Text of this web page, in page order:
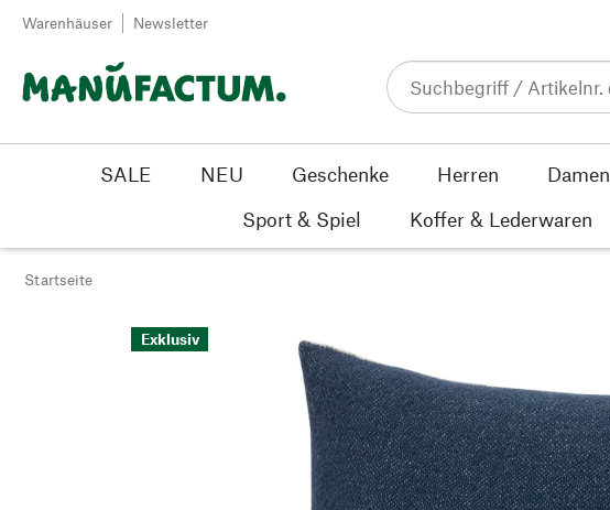
Zum Inhalt springen
Warenhäuser Newsletter
SALE NEU Geschenke Herren Damen
Sport & Spiel
Koffer & Lederwaren
Startseite
Exklusiv